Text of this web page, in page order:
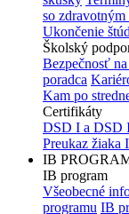
so
Ukončenie
Školský
Bezpečnosť
poradca
Kam po
Certifikáty
DSD I a DSD
Preukaz žiaka
IB
IB program
Všeobecné
programu IB